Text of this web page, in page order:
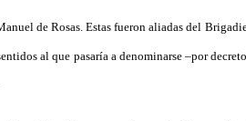
de Rosas. Estas fueron aliadas del
al que pasaría a denominarse –por